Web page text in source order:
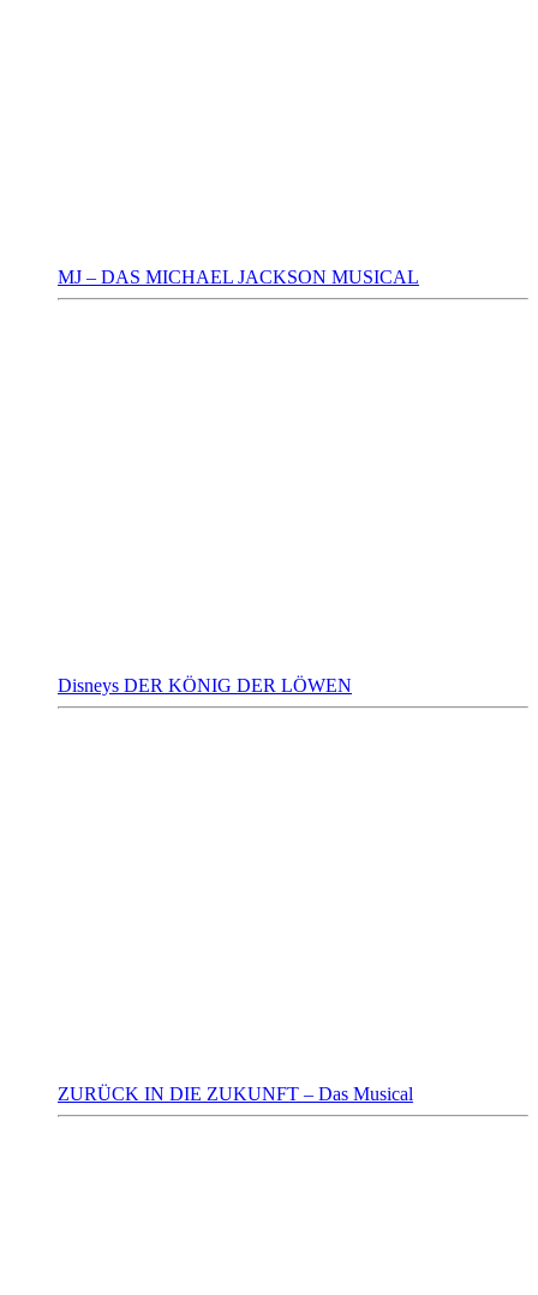
MJ – DAS MICHAEL JACKSON MUSICAL
Disneys DER KÖNIG DER LÖWEN
ZURÜCK IN DIE ZUKUNFT – Das Musical